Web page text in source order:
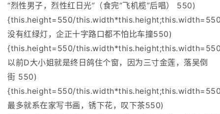
“烈性男子，烈性红日光”（食完“飞机榄”后唱） 550)
{this.height=550/
没有红绿灯，企正十字路口都不怕比车撞550)
{this.height=550/
以前D大小姐就是终日鸽住个窗，因为三寸金莲，落吴倒
街 550)
{this.height=550/
最多就系在家写书画，锈下花，叹下茶550)